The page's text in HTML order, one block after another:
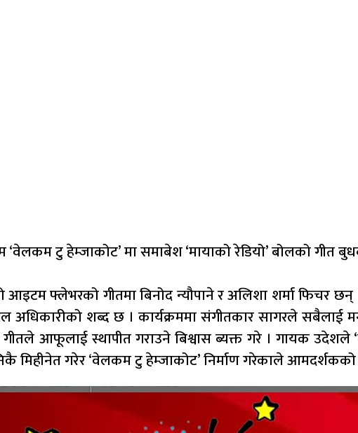
‘वेलकम टु हेम्जाकोट’ मा समाबेश ‘मायाको रेडियो’ बोलको गीत
फ्लेभरको गीतमा बिनोद न्यौपाने र अलिशा शर्मा फिचर छन्
अधिकारीको शब्द छ । कार्यक्रममा संगीतकार सागरले
आफूलाई स्थापीत गराउने बिश्वास ब्यक्त गरे । गायक उदेशले
गरेर ‘वेलकम टु हेम्जाकोट’ निर्माण गरेकाले आमदर्शकको